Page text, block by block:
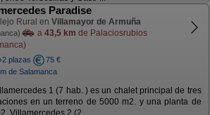
Paradise
Rural en Villamayor de Armuña
a 43,5 km de Palaciosrubios
plazas
75 €
de Salamanca
1 (7 hab. ) es un chalet principal de tres
en un terreno de 5000 m2. y una planta de